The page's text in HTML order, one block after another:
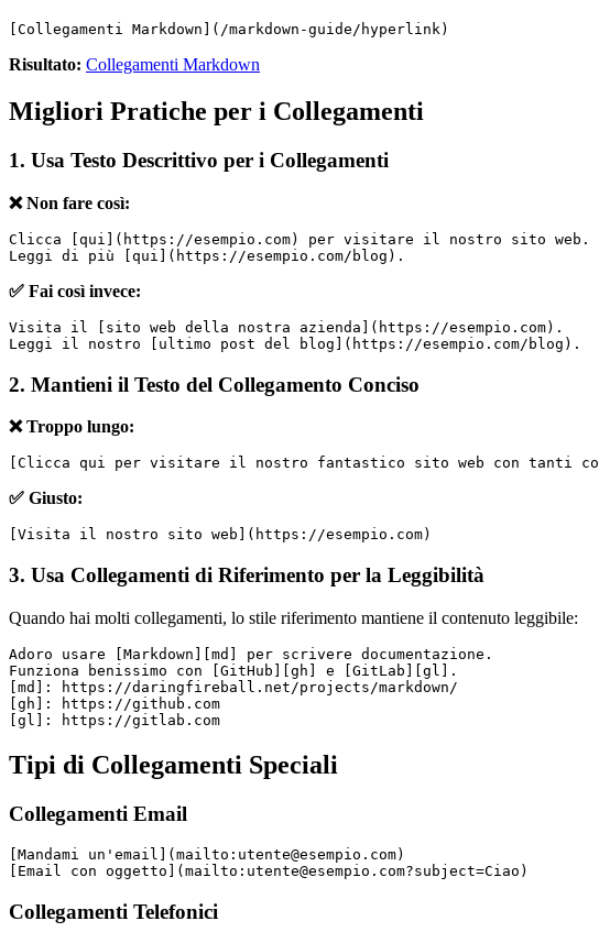
[Collegamenti Markdown](/markdown-guide/hyperlink)
Risultato: Collegamenti Markdown
Migliori Pratiche per i Collegamenti
1. Usa Testo Descrittivo per i Collegamenti
❌ Non fare così:
Clicca [qui](https://esempio.com) per visitare il nostro sito web.
Leggi di più [qui](https://esempio.com/blog).
✅ Fai così invece:
Visita il [sito web della nostra azienda](https://esempio.com).
Leggi il nostro [ultimo post del blog](https://esempio.com/blog).
2. Mantieni il Testo del Collegamento Conciso
❌ Troppo lungo:
[Clicca qui per visitare il nostro fantastico sito web con tanti
✅ Giusto:
[Visita il nostro sito web](https://esempio.com)
3. Usa Collegamenti di Riferimento per la Leggibilità
Quando hai molti collegamenti, lo stile riferimento mantiene il contenuto leggibile:
Adoro usare [Markdown][md] per scrivere documentazione.
Funziona benissimo con [GitHub][gh] e [GitLab][gl].
[md]: https://daringfireball.net/projects/markdown/
[gh]: https://github.com
[gl]: https://gitlab.com
Tipi di Collegamenti Speciali
Collegamenti Email
[Mandami un'email](mailto: utente@esempio.com)
[Email con oggetto](mailto: utente@esempio.com?subject=Ciao)
Collegamenti Telefonici